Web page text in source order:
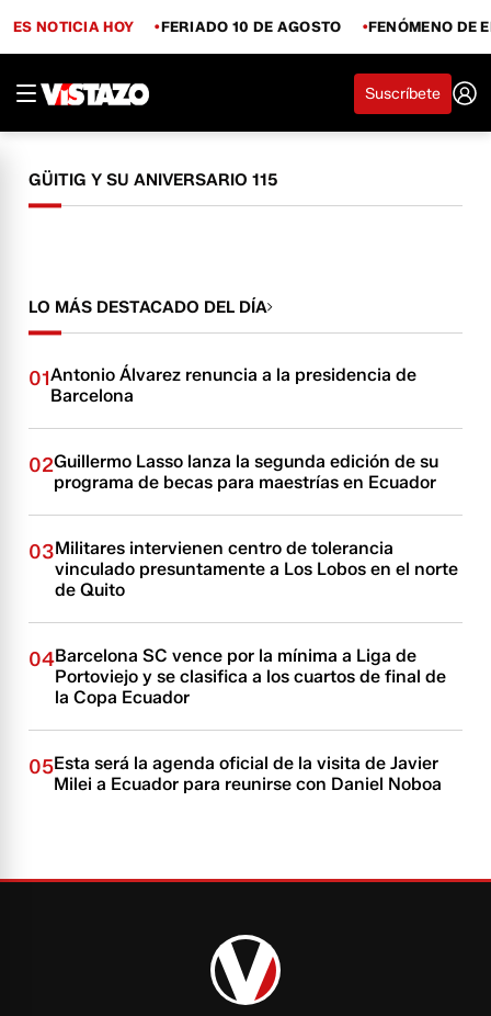
ES NOTICIA HOY FERIADO 10 DE AGOSTO FENÓMENO DE
Suscríbete
GÜITIG Y SU ANIVERSARIO 115
LO MÁS DESTACADO DEL DÍA
01Antonio Álvarez renuncia a la presidencia de
Barcelona
02Guillermo Lasso lanza la segunda edición de su
programa de becas para maestrías en Ecuador
03Militares intervienen centro de tolerancia
vinculado presuntamente a Los Lobos en el norte
de Quito
04Barcelona SC vence por la mínima a Liga de
Portoviejo y se clasifica a los cuartos de final de
la Copa Ecuador
05Esta será la agenda oficial de la visita de Javier
Milei a Ecuador para reunirse con Daniel Noboa